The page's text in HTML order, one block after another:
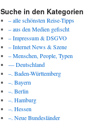
Suche in den Kategorien
– alle schönsten Reise-Tipps
– aus den Medien gefischt
– Impressum & DSGVO
– Internet News & Szene
– Menschen, People, Typen
— Deutschland
–. Baden-Württemberg
–. Bayern
–. Berlin
–. Hamburg
–. Hessen
–. Neue Bundesländer